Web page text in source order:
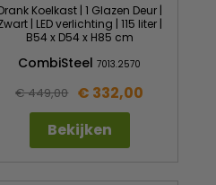
Koelkast | 1 Glazen Deur |
| LED verlichting | 115 liter |
B54 x D54 x H85 cm
CombiSteel7013.2570
€ 449,00 € 332,00
Bekijken